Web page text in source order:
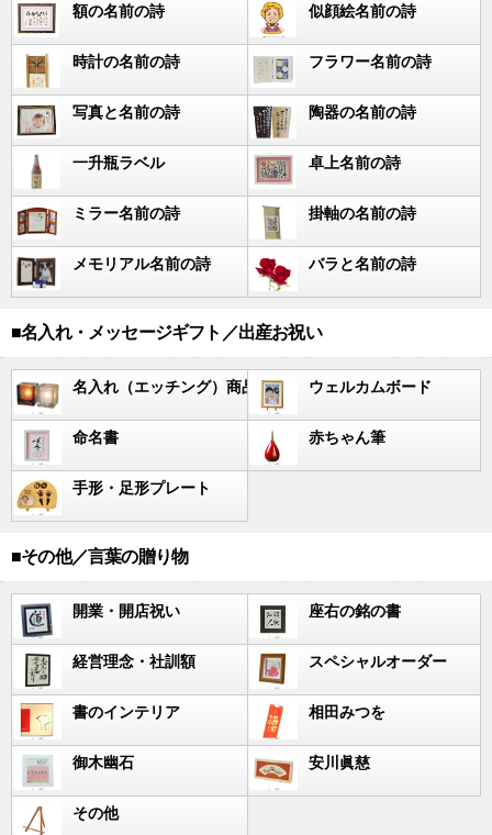
額の名前の詩 似顔絵名前の詩
時計の名前の詩 フラワー名前の詩
写真と名前の詩 陶器の名前の詩
一升瓶ラベル 卓上名前の詩
ミラー名前の詩 掛軸の名前の詩
メモリアル名前の詩 バラと名前の詩
■名入れ・メッセージギフト／出産お祝い
名入れ（エッチング）商品 ウェルカムボード
命名書 赤ちゃん筆
手形・足形プレート
■その他／言葉の贈り物
開業・開店祝い 座右の銘の書
経営理念・社訓額 スペシャルオーダー
書のインテリア 相田みつを
御木幽石 安川眞慈
その他